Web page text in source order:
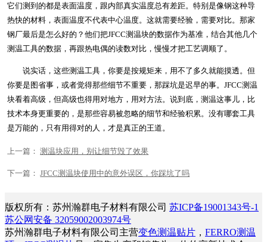
它们测到的都是表面温度，跟内部真实温度总有差距。特别是像钢这种导
热快的材料，表面温度不代表中心温度。这就需要经验，需要对比。那家
钢厂最后是怎么好的？他们把JFCC测温块的数据作为基准，结合其他几个
测温工具的数据，再跟热电偶的读数对比，慢慢才把工艺调顺了。
说实话，这些测温工具，你要是按规矩来，用不了多久就能摸透。但
你要是图省事，或者觉得那些细节不重要，那踩坑是迟早的事。JFCC测温
块看着高级，但高级也得用对地方，用对方法。说到底，测温这事儿，比
技术本身更重要的，是那些容易被忽略的细节和经验积累。没有哪套工具
是万能的，只有用得对的人，才是真正的王道。
上一篇：测温块应用，别让细节毁了效果
下一篇：JFCC测温块使用中的意外误区，你踩坑了吗
版权所有：苏州瀚群电子材料有限公司 苏ICP备19001343号-1
苏公网安备 32059002003974号
苏州瀚群电子材料有限公司主营变色测温贴片 ， FERRO测温